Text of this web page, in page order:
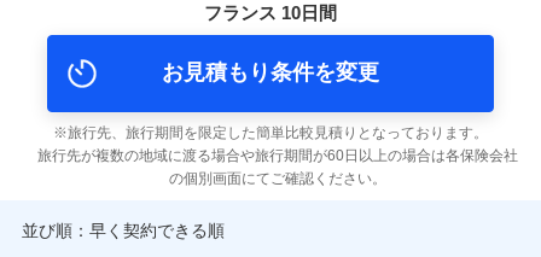
フランス 10日間
お見積もり条件を変更
旅行先、旅行期間を限定した簡単比較見積りとなっております。
旅行先が複数の地域に渡る場合や旅行期間が60日以上の場合は各保険会社
の個別画面にてご確認ください。
並び順：早く契約できる順